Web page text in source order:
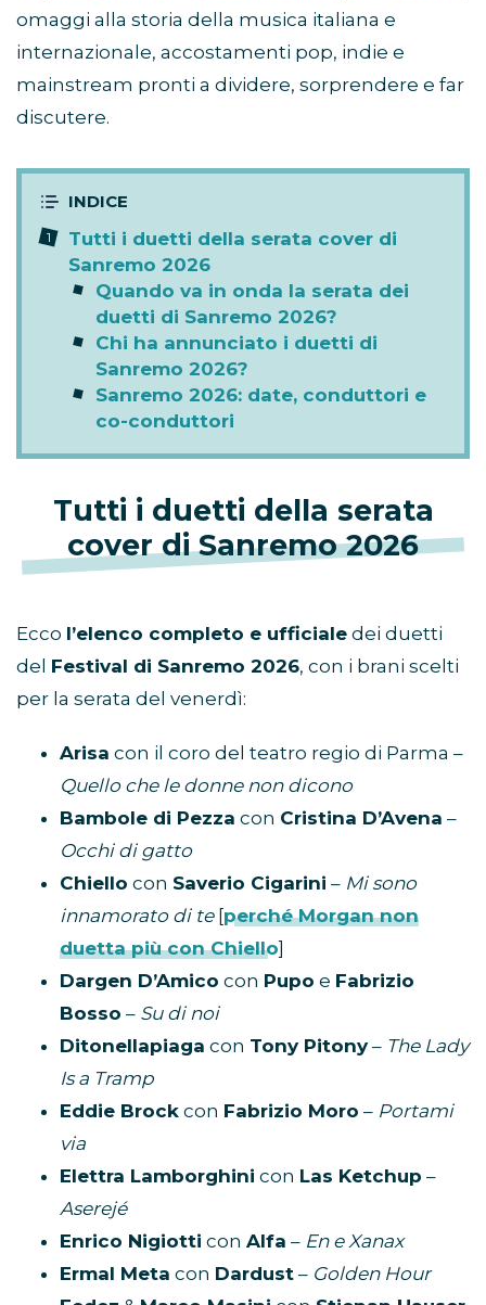
omaggi alla storia della musica italiana e
internazionale, accostamenti pop, indie e
mainstream pronti a dividere, sorprendere e far
discutere.
Tutti i duetti della serata cover di
Sanremo 2026
Quando va in onda la serata dei
duetti di Sanremo 2026?
Chi ha annunciato i duetti di
Sanremo 2026?
Sanremo 2026: date, conduttori e
co-conduttori
Tutti i duetti della serata
cover di Sanremo 2026
Ecco l’elenco completo e ufficiale dei duetti
del Festival di Sanremo 2026, con i brani scelti
per la serata del venerdì:
Arisa con il coro del teatro regio di Parma –
Quello che le donne non dicono
Bambole di Pezza con Cristina D’Avena –
Occhi di gatto
Chiello con Saverio Cigarini – Mi sono
innamorato di te [perché Morgan non
duetta più con Chiello]
Dargen D’Amico con Pupo e Fabrizio
Bosso – Su di noi
Ditonellapiaga con Tony Pitony– The Lady
Is a Tramp
Eddie Brock con Fabrizio Moro – Portami
via
Elettra Lamborghini con Las Ketchup –
Aserejé
Enrico Nigiotti con Alfa – En e Xanax
Ermal Meta con Dardust – Golden Hour